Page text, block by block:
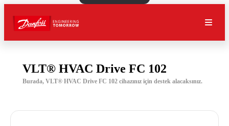
VLT® HVAC Drive FC 102
Burada, VLT® HVAC Drive FC 102 cihazınız için destek alacaksınız.